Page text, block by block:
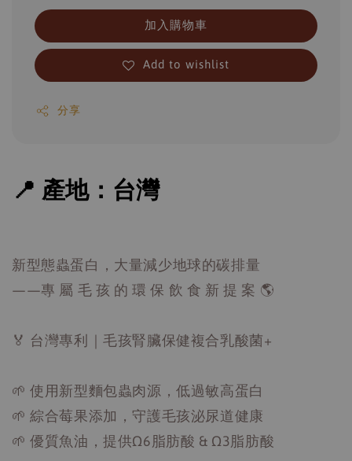
加入購物車
Add to wishlist
分享
📍 產地：台灣
新型態蟲蛋白，大量減少地球的碳排量
——專 屬 毛 孩 的 環 保 飲 食 新 提 案 🌎
🏅 台灣專利｜毛孩腎臟保健複合乳酸菌+
🌱 使用新型麵包蟲肉源，低過敏高蛋白
🌱 綜合莓果添加，守護毛孩泌尿道健康
🌱 優質魚油，提供Ω6脂肪酸 & Ω3脂肪酸